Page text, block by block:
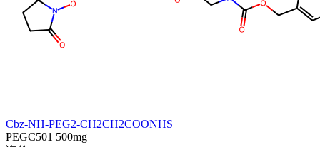
Cbz-NH-PEG2-CH2CH2COONHS
PEGC501 500mg